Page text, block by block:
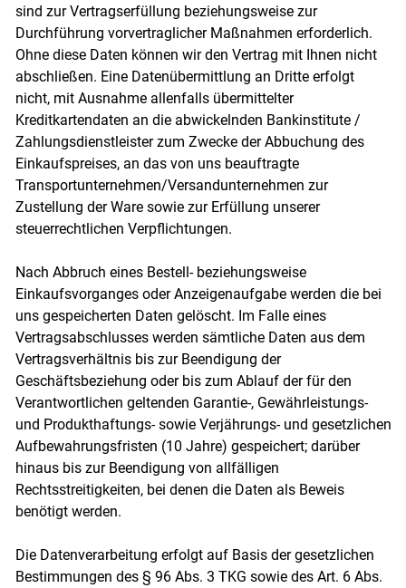
sind zur Vertragserfüllung beziehungsweise zur
Durchführung vorvertraglicher Maßnahmen erforderlich.
Ohne diese Daten können wir den Vertrag mit Ihnen nicht
abschließen. Eine Datenübermittlung an Dritte erfolgt
nicht, mit Ausnahme allenfalls übermittelter
Kreditkartendaten an die abwickelnden Bankinstitute /
Zahlungsdienstleister zum Zwecke der Abbuchung des
Einkaufspreises, an das von uns beauftragte
Transportunternehmen/Versandunternehmen zur
Zustellung der Ware sowie zur Erfüllung unserer
steuerrechtlichen Verpflichtungen.
Nach Abbruch eines Bestell- beziehungsweise
Einkaufsvorganges oder Anzeigenaufgabe werden die bei
uns gespeicherten Daten gelöscht. Im Falle eines
Vertragsabschlusses werden sämtliche Daten aus dem
Vertragsverhältnis bis zur Beendigung der
Geschäftsbeziehung oder bis zum Ablauf der für den
Verantwortlichen geltenden Garantie-, Gewährleistungs-
und Produkthaftungs- sowie Verjährungs- und gesetzlichen
Aufbewahrungsfristen (10 Jahre) gespeichert; darüber
hinaus bis zur Beendigung von allfälligen
Rechtsstreitigkeiten, bei denen die Daten als Beweis
benötigt werden.
Die Datenverarbeitung erfolgt auf Basis der gesetzlichen
Bestimmungen des § 96 Abs. 3 TKG sowie des Art. 6 Abs.